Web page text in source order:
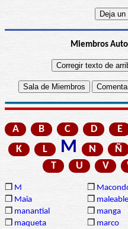
Miembros
A B C D E
K
L M N Ñ
T
U V
❒ M ❒
❒ Maia ❒ maleable
❒ manantial ❒ manga
❒ maqueta ❒ marco